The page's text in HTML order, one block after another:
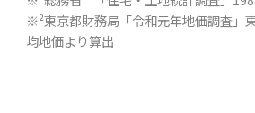
※²東京都財務局「令和元年地価調査」
均地価より算出